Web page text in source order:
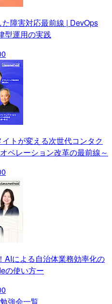
た障害対応最前線 | DevOps
型運用の実践
イトが変える次世代コンタク
ペレーション改革の最前線～
AIによる自治体業務効率化の
の使い方ー
勉強会一覧